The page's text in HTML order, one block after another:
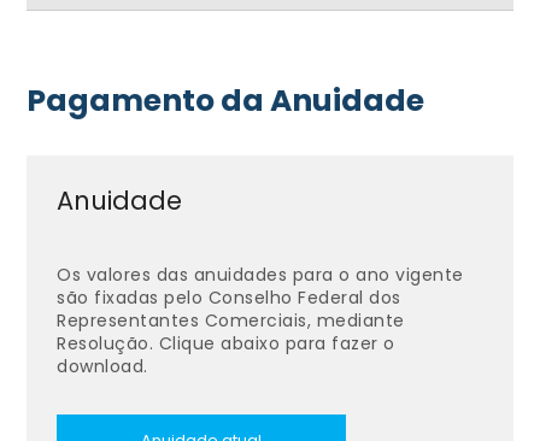
Pagamento da Anuidade
Anuidade
Os valores das anuidades para o ano vigente
são fixadas pelo Conselho Federal dos
Representantes Comerciais, mediante
Resolução. Clique abaixo para fazer o
download.